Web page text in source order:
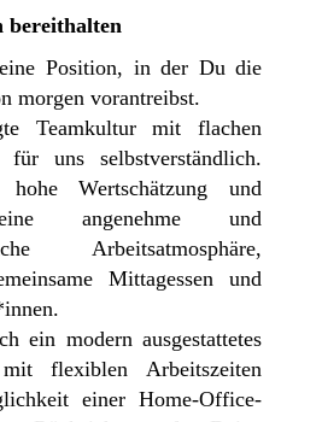
bereithalten
Position, in der Du die
morgen vorantreibst.
Teamkultur mit flachen
uns selbstverständlich.
hohe Wertschätzung und
angenehme und
Arbeitsatmosphäre,
Mittagessen und
ein modern ausgestattetes
flexiblen Arbeitszeiten
einer Home-Office-